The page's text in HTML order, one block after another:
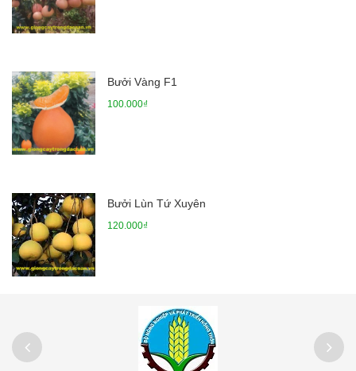
Bưởi Vàng F1
100.000₫
Bưởi Lùn Tứ Xuyên
120.000₫